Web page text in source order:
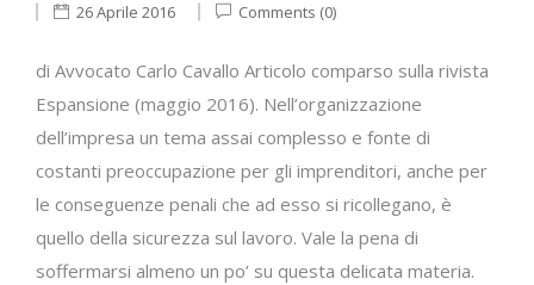
26 Aprile 2016
Comments (0)
di Avvocato Carlo Cavallo Articolo comparso sulla rivista
Espansione (maggio 2016). Nell’organizzazione
dell’impresa un tema assai complesso e fonte di
costanti preoccupazione per gli imprenditori, anche per
le conseguenze penali che ad esso si ricollegano, è
quello della sicurezza sul lavoro. Vale la pena di
soffermarsi almeno un po’ su questa delicata materia.